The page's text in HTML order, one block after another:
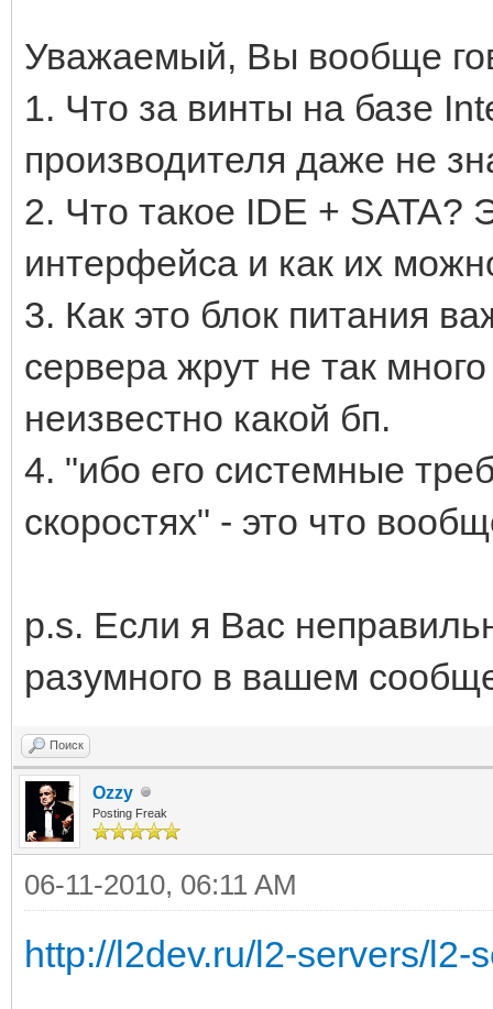
Уважаемый, Вы вообще
1. Что за винты на базе
производителя даже не
2. Что такое IDE +
интерфейса и как их
3. Как это блок питания
сервера жрут не так
неизвестно какой бп.
4. "ибо его системные
скоростях" - это что
p.s. Если я Вас
разумного в вашем
Поиск
Ozzy
Posting Freak
06-11-2010, 06:11 AM
http://l2dev.ru/l2-servers/l2-